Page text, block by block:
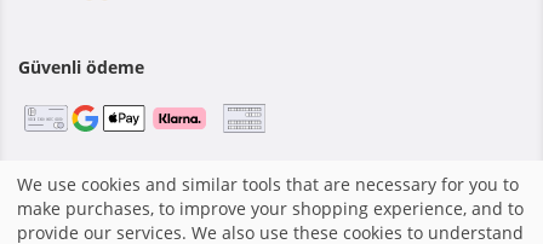
Güvenli ödeme
Anasayfa|Baskı |Şartlar ve Koşullar |Alışveriş sistemi
fotograf.de tarafından yapılmıştır |
We use cookies and similar tools that are necessary for you to
make purchases, to improve your shopping experience, and to
provide our services. We also use these cookies to understand